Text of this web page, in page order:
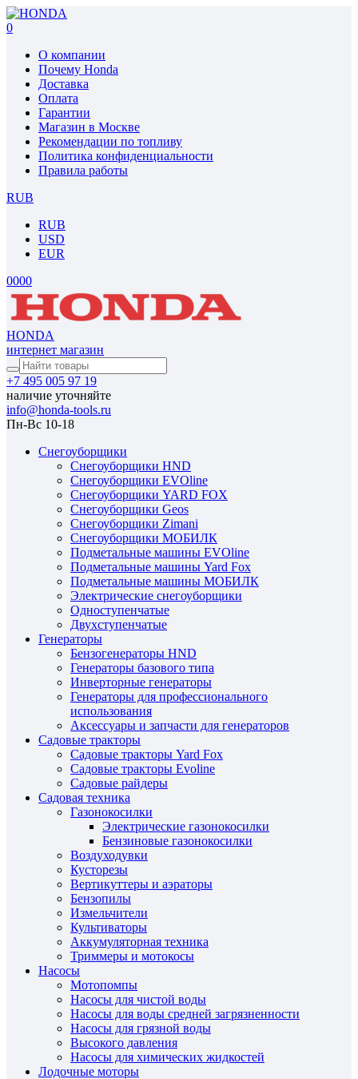
0
О компании
Почему Honda
Доставка
Оплата
Гарантии
Магазин в Москве
Рекомендации по топливу
Политика конфиденциальности
Правила работы
RUB
RUB
USD
EUR
0000
HONDA
интернет магазин
+7 495 005 97 19
наличие уточняйте
info@honda-tools.ru
Пн-Вс 10-18
Снегоуборщики
Снегоуборщики HND
Снегоуборщики EVOline
Снегоуборщики YARD FOX
Снегоуборщики Geos
Снегоуборщики Zimani
Снегоуборщики МОБИЛК
Подметальные машины EVOline
Подметальные машины Yard Fox
Подметальные машины МОБИЛК
Электрические снегоуборщики
Одноступенчатые
Двухступенчатые
Генераторы
Бензогенераторы HND
Генераторы базового типа
Инверторные генераторы
Генераторы для профессионального
использования
Аксессуары и запчасти для генераторов
Садовые тракторы
Садовые тракторы Yard Fox
Садовые тракторы Evoline
Садовые райдеры
Садовая техника
Газонокосилки
Электрические газонокосилки
Бензиновые газонокосилки
Воздуходувки
Кусторезы
Вертикуттеры и аэраторы
Бензопилы
Измельчители
Культиваторы
Аккумуляторная техника
Триммеры и мотокосы
Насосы
Мотопомпы
Насосы для чистой воды
Насосы для воды средней загрязненности
Насосы для грязной воды
Высокого давления
Насосы для химических жидкостей
Лодочные моторы